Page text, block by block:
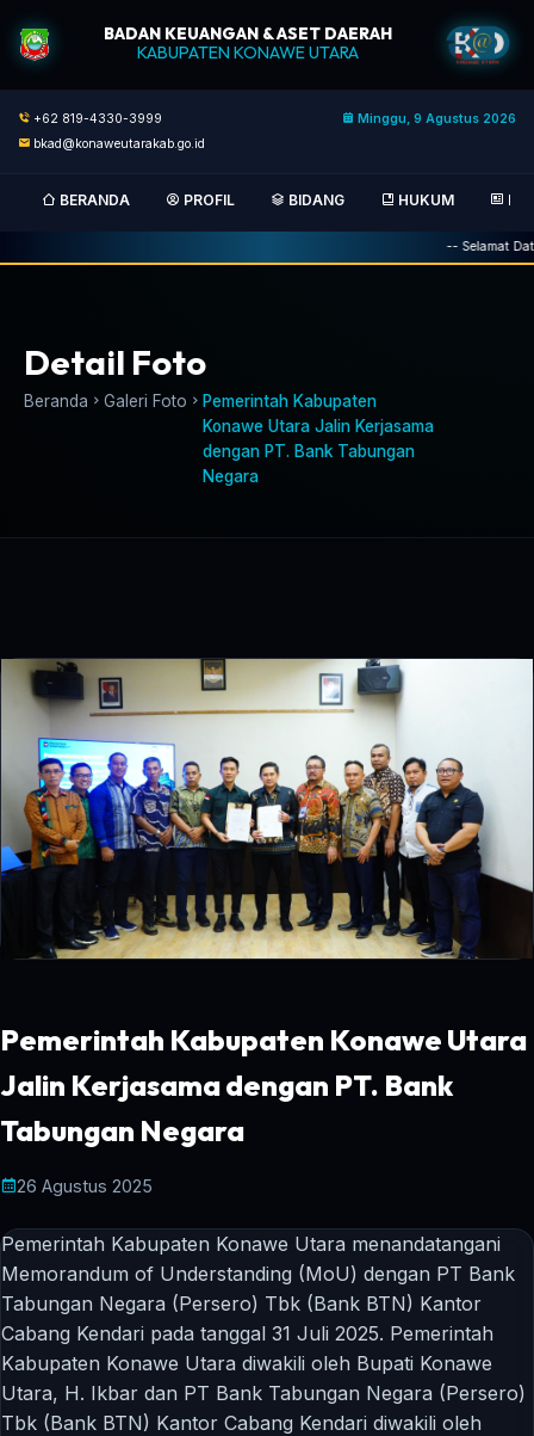
BADAN KEUANGAN & ASET DAERAH
KABUPATEN KONAWE UTARA
+62 819-4330-3999
bkad@konaweutarakab.go.id
Minggu, 9 Agustus 2026
BERANDA PROFIL BIDANG HUKUM
-- Selamat
Detail Foto
Beranda Galeri Foto
Pemerintah Kabupaten
Konawe Utara Jalin Kerjasama
dengan PT. Bank Tabungan
Negara
Pemerintah Kabupaten Konawe Utara
Jalin Kerjasama dengan PT. Bank
Tabungan Negara
26 Agustus 2025
Pemerintah Kabupaten Konawe Utara menandatangani
Memorandum of Understanding (MoU) dengan PT Bank
Tabungan Negara (Persero) Tbk (Bank BTN) Kantor
Cabang Kendari pada tanggal 31 Juli 2025. Pemerintah
Kabupaten Konawe Utara diwakili oleh Bupati Konawe
Utara, H. Ikbar dan PT Bank Tabungan Negara (Persero)
Tbk (Bank BTN) Kantor Cabang Kendari diwakili oleh